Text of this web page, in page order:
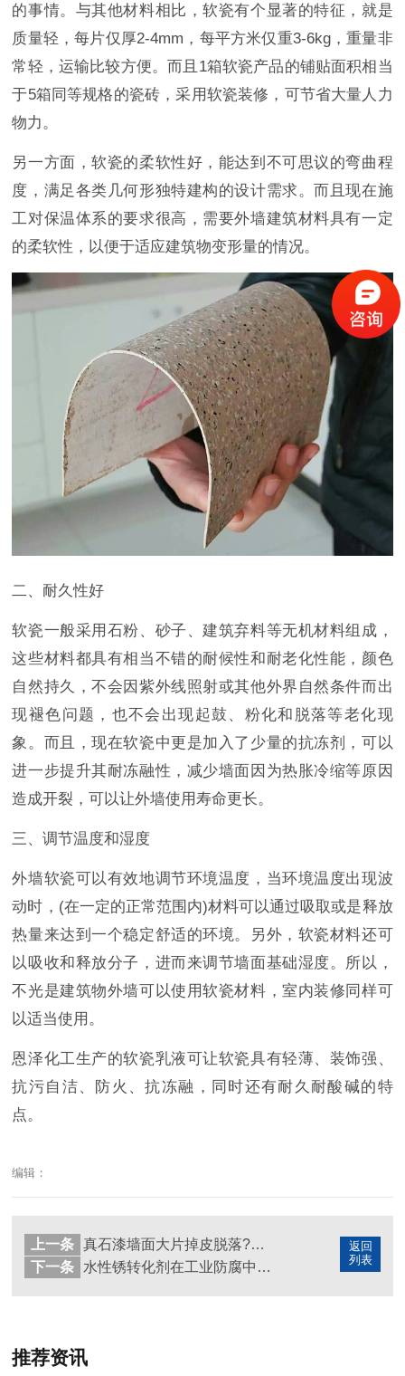
的事情。与其他材料相比，软瓷有个显著的特征，就是
质量轻，每片仅厚2-4mm，每平方米仅重3-6kg，重量非
常轻，运输比较方便。而且1箱软瓷产品的铺贴面积相当
于5箱同等规格的瓷砖，采用软瓷装修，可节省大量人力
物力。
另一方面，软瓷的柔软性好，能达到不可思议的弯曲程
度，满足各类几何形独特建构的设计需求。而且现在施
工对保温体系的要求很高，需要外墙建筑材料具有一定
的柔软性，以便于适应建筑物变形量的情况。
二、耐久性好
软瓷一般采用石粉、砂子、建筑弃料等无机材料组成，
这些材料都具有相当不错的耐候性和耐老化性能，颜色
自然持久，不会因紫外线照射或其他外界自然条件而出
现褪色问题，也不会出现起鼓、粉化和脱落等老化现
象。而且，现在软瓷中更是加入了少量的抗冻剂，可以
进一步提升其耐冻融性，减少墙面因为热胀冷缩等原因
造成开裂，可以让外墙使用寿命更长。
三、调节温度和湿度
外墙软瓷可以有效地调节环境温度，当环境温度出现波
动时，(在一定的正常范围内)材料可以通过吸取或是释放
热量来达到一个稳定舒适的环境。另外，软瓷材料还可
以吸收和释放分子，进而来调节墙面基础湿度。所以，
不光是建筑物外墙可以使用软瓷材料，室内装修同样可
以适当使用。
恩泽化工生产的软瓷乳液可让软瓷具有轻薄、装饰强、
抗污自洁、防火、抗冻融，同时还有耐久耐酸碱的特
点。
编辑：
返回
列表
上一条
真石漆墙面大片掉皮脱落?原因和解决方法在这
下一条
水性锈转化剂在工业防腐中的前景及应用
推荐资讯